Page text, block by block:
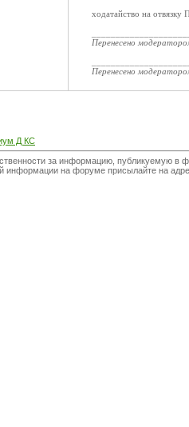
ходатайство на
Перенесено
Перенесено
Д КС
за информацию, публикуемую
информации на форуме присылайте на